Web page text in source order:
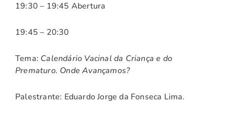
19:30 – 19:45 Abertura
19:45 – 20:30
Tema: Calendário Vacinal da Criança e do
Prematuro. Onde Avançamos?
Palestrante: Eduardo Jorge da Fonseca Lima.